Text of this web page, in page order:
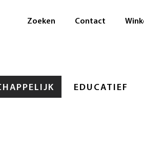
EDUCATIEF
Zoeken Contact